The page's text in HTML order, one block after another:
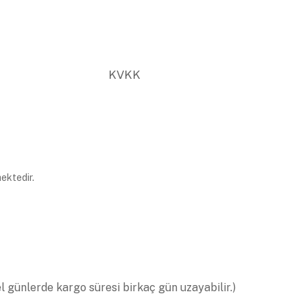
KVKK
günlerde kargo süresi birkaç gün uzayabilir.)